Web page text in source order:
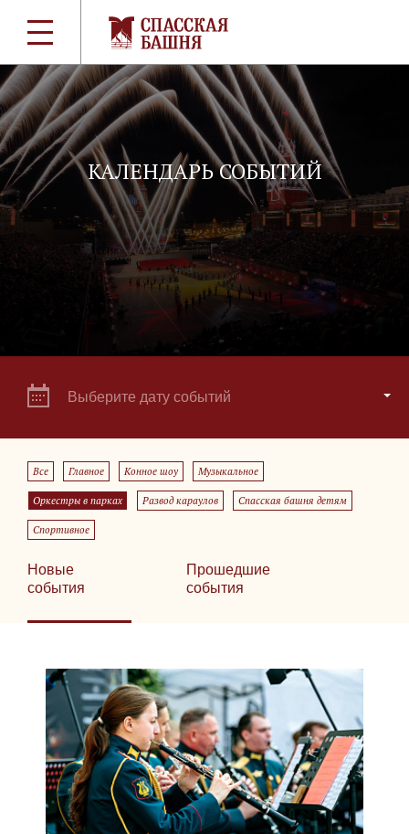
КАЛЕНДАРЬ СОБЫТИЙ
Выберите дату событий
Все Главное Конное шоу Музыкальное
Оркестры в парках Развод караулов Спасская башня детям
Спортивное
Новые
события
Прошедшие
события